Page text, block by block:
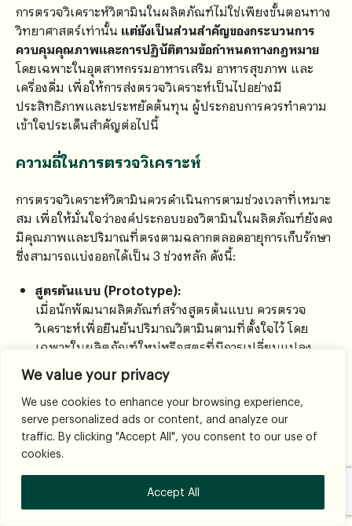
We value your privacy
We use cookies to enhance your browsing experience,
serve personalized ads or content, and analyze our
traffic. By clicking "Accept All", you consent to our use of
cookies.
Accept All
การตรวจวิเคราะห์วิตามินในผลิตภัณฑ์ไม่ใช่เพียงขั้นตอนทาง
วิทยาศาสตร์เท่านั้น แต่ยังเป็นส่วนสำคัญของกระบวนการ
ควบคุมคุณภาพและการปฏิบัติตามข้อกำหนดทางกฎหมาย
โดยเฉพาะในอุตสาหกรรมอาหารเสริม อาหารสุขภาพ และ
เครื่องดื่ม เพื่อให้การส่งตรวจวิเคราะห์เป็นไปอย่างมี
ประสิทธิภาพและประหยัดต้นทุน ผู้ประกอบการควรทำความ
เข้าใจประเด็นสำคัญต่อไปนี้
ความถี่ในการตรวจวิเคราะห์
การตรวจวิเคราะห์วิตามินควรดำเนินการตามช่วงเวลาที่เหมาะ
สม เพื่อให้มั่นใจว่าองค์ประกอบของวิตามินในผลิตภัณฑ์ยังคง
มีคุณภาพและปริมาณที่ตรงตามฉลากตลอดอายุการเก็บรักษา
ซึ่งสามารถแบ่งออกได้เป็น 3 ช่วงหลัก ดังนี้:
สูตรต้นแบบ (Prototype):
เมื่อนักพัฒนาผลิตภัณฑ์สร้างสูตรต้นแบบ ควรตรวจ
วิเคราะห์เพื่อยืนยันปริมาณวิตามินตามที่ตั้งใจไว้ โดย
เฉพาะในผลิตภัณฑ์ใหม่หรือสูตรที่มีการเปลี่ยนแปลง
ก่อนการผลิตจริง (Pre-production):
ตรวจซ้ำเพื่อยืนยันความสม่ำเสมอของสารตั้งต้นที่ใช้ และ
ประเมินผลกระทบของกระบวนการผลิตต่อวิตามิน เช่น
ความร้อน แสง หรือ pH
ระหว่างการผลิตแบบ Batch Production (หรือสุ่ม
ตรวจแบบสุ่มในแต่ละ batch เพื่อประกันคุณภาพ